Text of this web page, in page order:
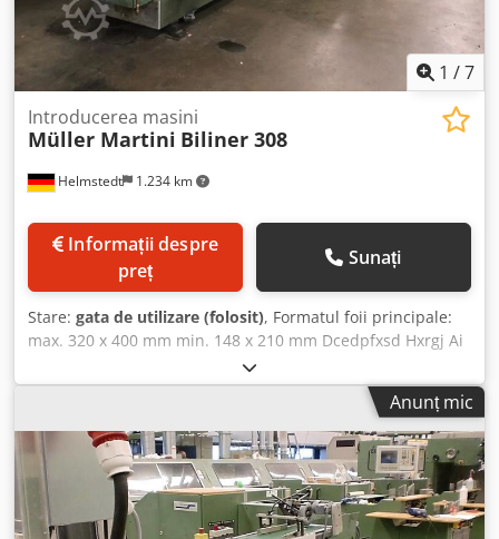
1 /7
Helmstedt 1.234 km
Introducerea masini
Müller Martini Biliner 308
preț
Sunați
Stare: gata de utilizare (folosit), Formatul foii principale:
max. 320 x 400 mm min. 148 x 210 mm Dcedpfxsd Hxrgj Ai
Isk Formatul suplimentului: min. 320 x 400 mm min. 105 x
148 mm Producție: max. 20.000 de exemplare/oră min.
4.000 de exemplare/oră Înălțimea de lucru a sistemului de
alimentare: 1.100 mm Echipamente: • Sistem de
alimentare pentru produsul principal • Stație de
deschidere cu sistem de aspirare și lamă • 7 sisteme de
alimentare pentru suplimente • Sistem de așezare • Sistem
de pliere transversală
Anunț mic